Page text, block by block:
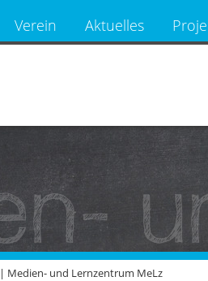
Verein Aktuelles
Medien- und Lernzentrum MeLz